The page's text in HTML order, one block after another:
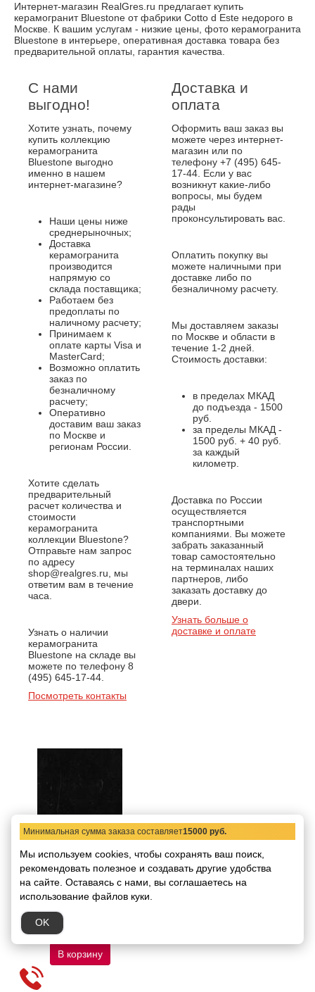
Интернет-магазин RealGres.ru предлагает купить
керамогранит Bluestone от фабрики Cotto d Este недорого в
Москве. К вашим услугам - низкие цены, фото керамогранита
Bluestone в интерьере, оперативная доставка товара без
предварительной оплаты, гарантия качества.
С нами
выгодно!
Хотите узнать, почему
купить коллекцию
керамогранита
Bluestone выгодно
именно в нашем
интернет-магазине?
Наши цены ниже
среднерыночных;
Доставка
керамогранита
производится
напрямую со
склада поставщика;
Работаем без
предоплаты по
наличному расчету;
Принимаем к
оплате карты Visa и
MasterCard;
Возможно оплатить
заказ по
безналичному
расчету;
Оперативно
доставим ваш заказ
по Москве и
регионам России.
Хотите сделать
предварительный
расчет количества и
стоимости
керамогранита
коллекции Bluestone?
Отправьте нам запрос
по адресу
shop@realgres.ru, мы
ответим вам в течение
часа.
Узнать о наличии
керамогранита
Bluestone на складе вы
можете по телефону 8
(495) 645-17-44.
Посмотреть контакты
Доставка и
оплата
Оформить ваш заказ вы
можете через интернет-
магазин или по
телефону +7 (495) 645-
17-44. Если у вас
возникнут какие-либо
вопросы, мы будем
рады
проконсультировать вас.
Оплатить покупку вы
можете наличными при
доставке либо по
безналичному расчету.
Мы доставляем заказы
по Москве и области в
течение 1-2 дней.
Стоимость доставки:
в пределах МКАД
до подъезда - 1500
руб.
за пределы МКАД -
1500 руб. + 40 руб.
за каждый
километр.
Доставка по России
осуществляется
транспортными
компаниями. Вы можете
забрать заказанный
товар самостоятельно
на терминалах наших
партнеров, либо
заказать доставку до
двери.
Узнать больше о
доставке и оплате
Bluestone Lappata
59,4x59,4
Код товара:6654
Размер:59,4x59,4
3 штуки/1,06
7752.47 руб.
В корзину
Минимальная сумма заказа составляет15000 руб.
Мы используем cookies, чтобы сохранять ваш поиск,
рекомендовать полезное и создавать другие удобства
на сайте. Оставаясь с нами, вы соглашаетесь на
использование файлов куки.
OK